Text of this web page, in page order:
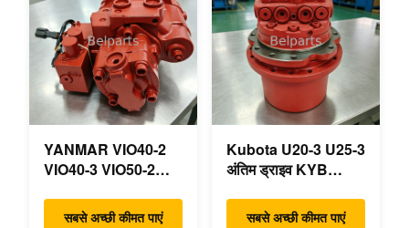
YANMAR VIO40-2
VIO40-3 VIO50-2
VIO55-3 मुख्य
सबसे अच्छी कीमत पाएं
Kubota U20-3 U25-3
अंतिम ड्राइव KYB
OEM ट्रैवल मोटर
सबसे अच्छी कीमत पाएं